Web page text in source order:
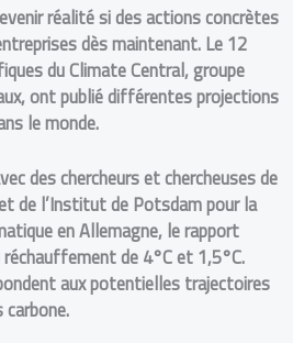
réalité si des actions concrètes
dès maintenant. Le 12
du Climate Central, groupe
ont publié différentes projections
le monde.
des chercheurs et chercheuses de
de l’Institut de Potsdam pour la
en Allemagne, le rapport
de 4°C et 1,5°C.
aux potentielles trajectoires